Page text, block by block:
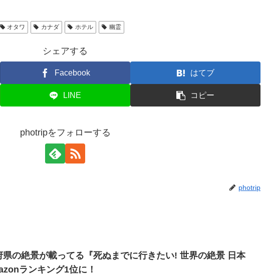
オタワ カナダ ホテル 幽霊
シェアする
Facebook はてブ
LINE コピー
photripをフォローする
photrip
県の絶景が載ってる『死ぬまでに行きたい! 世界の絶景 日本
ランキング1位に！